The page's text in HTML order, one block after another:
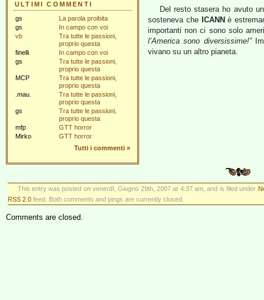
ULTIMI COMMENTI
gs
La parola proibita
gs
In campo con voi
vb
Tra tutte le passioni,
proprio questa
finelli
In campo con voi
gs
Tra tutte le passioni,
proprio questa
MCP
Tra tutte le passioni,
proprio questa
.mau.
Tra tutte le passioni,
proprio questa
gs
Tra tutte le passioni,
proprio questa
mfp
GTT horror
Mirko
GTT horror
Tutti i commenti »
Del resto stasera ho avuto
sosteneva che ICANN è
importanti non ci sono solo
l’America sono diversissime!”
vivano su un altro pianeta.
This entry was posted on venerdì, Giugno 29th, 2007 at 4:37 am, and is filed under
RSS 2.0 feed. Both comments and pings are currently closed.
Comments are closed.